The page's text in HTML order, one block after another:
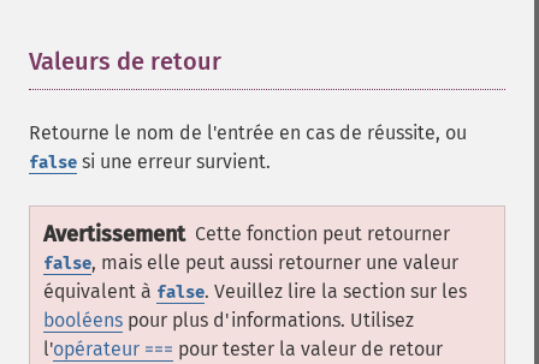
Valeurs de retour
Retourne le nom de l'entrée en cas de réussite, ou
false si une erreur survient.
Avertissement Cette fonction peut retourner
false, mais elle peut aussi retourner une valeur
équivalent à false. Veuillez lire la section sur les
booléens pour plus d'informations. Utilisez
l'opérateur === pour tester la valeur de retour